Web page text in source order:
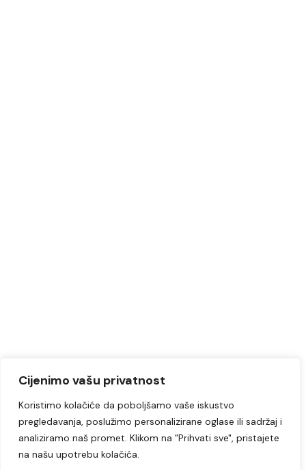
Cijenimo vašu privatnost
Koristimo kolačiće da poboljšamo vaše iskustvo
pregledavanja, poslužimo personalizirane oglase ili sadržaj i
analiziramo naš promet. Klikom na "Prihvati sve", pristajete
na našu upotrebu kolačića.